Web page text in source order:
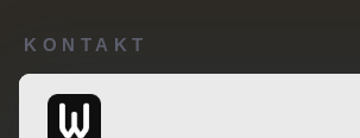
KONTAKT
Redaktionen: desk@maratongroup.com